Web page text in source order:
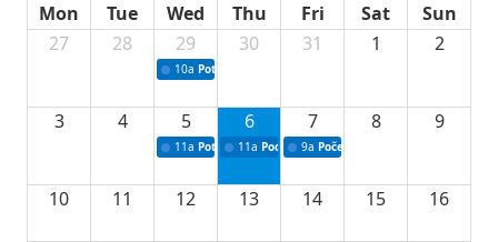
Mon Tue Wed Thu Fri Sat
Sun
27
28 29
10a Potpisivanje ugovora sa neprofitnim
30 31 1 2
3 4 5
11a Potpisivanje ugovora o stipendijama za
6
11a Podrška razvoju vodne infrastrukture u
7
9a Početak izgradnje nove
8 9
10 11 12 13 14 15 16